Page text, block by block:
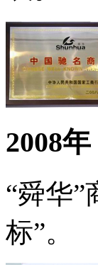
2008年
“舜华
标”。